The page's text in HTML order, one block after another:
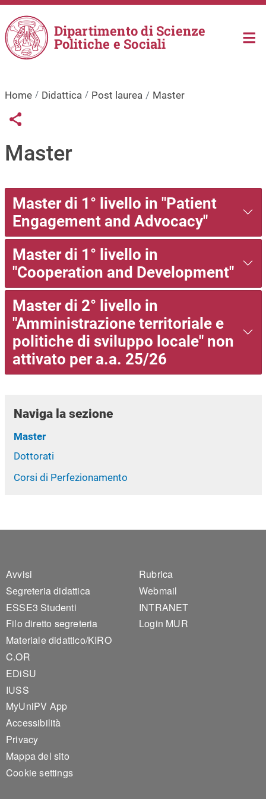
Salta al contenuto principale
Dipartimento di Scienze
Politiche e Sociali
Home Didattica Post laurea Master
Links condivisione social
Share button
Master
Master di 1° livello in "Patient
Engagement and Advocacy"
Master di 1° livello in
"Cooperation and Development"
Master di 2° livello in
"Amministrazione territoriale e
politiche di sviluppo locale" non
attivato per a.a. 25/26
Naviga la sezione
Master
Dottorati
Corsi di Perfezionamento
Footer 1
Avvisi
Segreteria didattica
ESSE3 Studenti
Filo diretto segreteria
Materiale didattico/KIRO
C.OR
EDiSU
IUSS
MyUniPV App
Accessibilità
Privacy
Mappa del sito
Cookie settings
Footer 2
Rubrica
Webmail
INTRANET
Login MUR